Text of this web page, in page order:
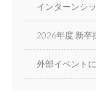
インターンシ
2026年度 新卒
外部イベント